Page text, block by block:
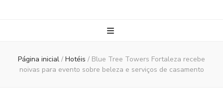
Página inicial / Hotéis / Blue Tree Towers Fortaleza recebe
noivas para evento sobre beleza e serviços de casamento